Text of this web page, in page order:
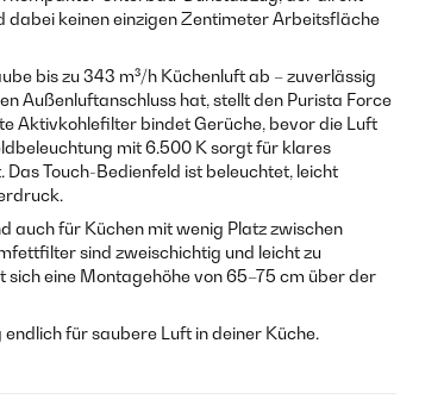
keinen einzigen Zentimeter Arbeitsfläche
bis zu 343 m³/h Küchenluft ab – zuverlässig
Außenluftanschluss hat, stellt den Purista Force
Aktivkohlefilter bindet Gerüche, bevor die Luft
mit 6.500 K sorgt für klares
Touch-Bedienfeld ist beleuchtet, leicht
auch für Küchen mit wenig Platz zwischen
sind zweischichtig und leicht zu
eine Montagehöhe von 65–75 cm über der
für saubere Luft in deiner Küche.